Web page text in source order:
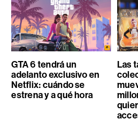
GTA 6 tendrá un
adelanto exclusivo en
Netflix: cuándo se
estrena y a qué hora
Las